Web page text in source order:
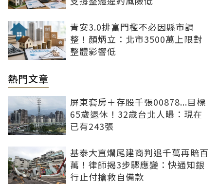
青安3.0排富門檻不必因縣市調
整！顏炳立：北市3500萬上限對
整體影響低
熱門文章
屏東套房＋存股千張00878...目標
65歲退休！32歲台北人曝：現在
已有243張
基泰大直爛尾建商判退千萬再賠百
萬！律師揭3步驟應變：快通知銀
行止付搶救自備款